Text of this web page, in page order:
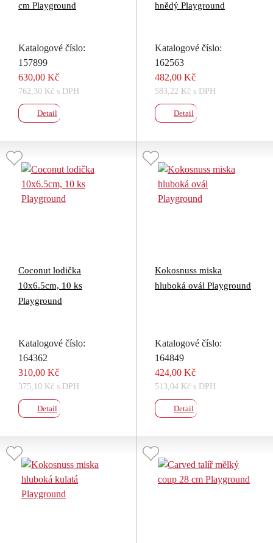
cm Playground
Katalogové číslo:
157899
630,00 Kč
762,30 Kč s DPH
Detail
hnědý Playground
Katalogové číslo:
162563
482,00 Kč
583,22 Kč s DPH
Detail
Coconut lodička
10x6.5cm, 10 ks
Playground
Katalogové číslo:
164362
310,00 Kč
375,10 Kč s DPH
Detail
Kokosnuss miska
hluboká ovál Playground
Katalogové číslo:
164849
424,00 Kč
513,04 Kč s DPH
Detail